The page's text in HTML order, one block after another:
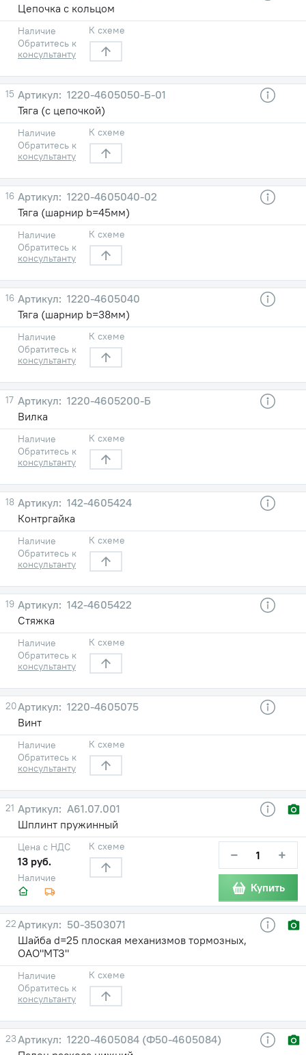
Цепочка с кольцом
Наличие
Обратитесь к
консультанту
К схеме
15
1220-4605050-Б-01
Тяга (с цепочкой)
Наличие
Обратитесь к
консультанту
К схеме
16
1220-4605040-02
Тяга (шарнир b=45мм)
Наличие
Обратитесь к
консультанту
К схеме
16
1220-4605040
Тяга (шарнир b=38мм)
Наличие
Обратитесь к
консультанту
К схеме
17
1220-4605200-Б
Вилка
Наличие
Обратитесь к
консультанту
К схеме
18
142-4605424
Контргайка
Наличие
Обратитесь к
консультанту
К схеме
19
142-4605422
Стяжка
Наличие
Обратитесь к
консультанту
К схеме
20
1220-4605075
Винт
Наличие
Обратитесь к
консультанту
К схеме
21
А61.07.001
Шплинт пружинный
Наличие
Цена с НДС
13 руб.
К схеме − +
Купить
22
50-3503071
Шайба d=25 плоская механизмов тормозных,
ОАО"МТЗ"
Наличие
Обратитесь к
консультанту
К схеме
23
1220-4605084 (Ф50-4605084)